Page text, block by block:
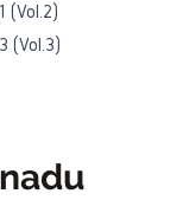
(Vol.2)
(Vol.3)